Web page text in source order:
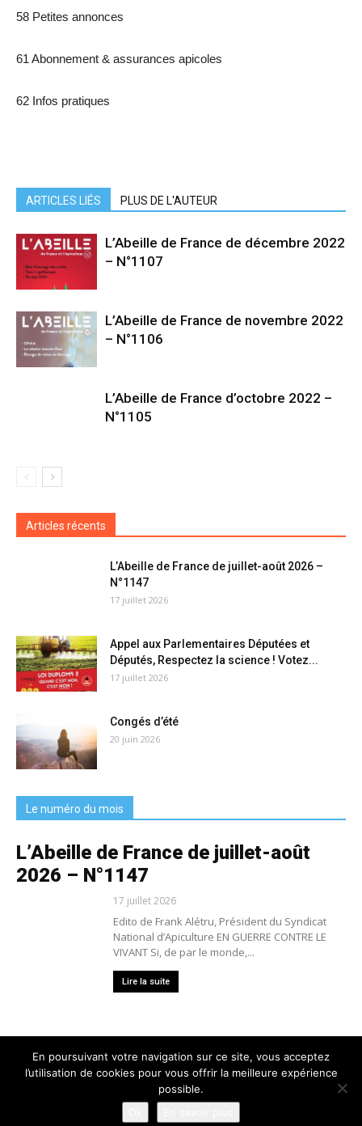
58 Petites annonces
61 Abonnement & assurances apicoles
62 Infos pratiques
ARTICLES LIÉS PLUS DE L'AUTEUR
L’Abeille de France de décembre 2022
– N°1107
L’Abeille de France de novembre 2022
– N°1106
L’Abeille de France d’octobre 2022 –
N°1105
Articles récents
L’Abeille de France de juillet-août 2026 –
N°1147
17 juillet 2026
Appel aux Parlementaires Députées et
Députés, Respectez la science ! Votez...
17 juillet 2026
Congés d’été
20 juin 2026
Le numéro du mois
L’Abeille de France de juillet-août
2026 – N°1147
17 juillet 2026
Edito de Frank Alétru, Président du Syndicat
National d’Apiculture EN GUERRE CONTRE LE
VIVANT Si, de par le monde,...
Lire la suite
Nous contacter
Conditions générales de vente
Politique de confidentialité
© 2025 L'Abeille de France - Tous droits réservés
En poursuivant votre navigation sur ce site, vous acceptez
l’utilisation de cookies pour vous offrir la meilleure expérience
possible.